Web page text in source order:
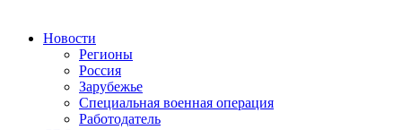
Новости
Регионы
Россия
Зарубежье
Специальная военная операция
Работодатель